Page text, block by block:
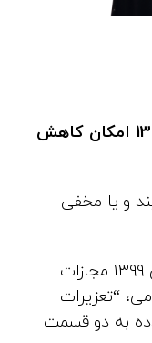
با توجه به تغییر قانون در سال 1399 امکان کاهش
و یا مخفی
قانون کاهش مجازات حبس تعزیری ۱۳۹۹ مجازات
اسلامی، “تعزیرات
به دو قسمت